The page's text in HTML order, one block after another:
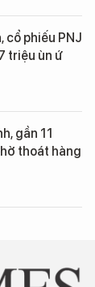
cổ phiếu PNJ
triệu ùn ứ
gần 11
thoát hàng